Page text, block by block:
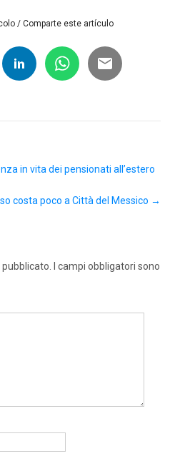
/ Comparte este artículo
in vita dei pensionati all’estero
costa poco a Città del Messico →
I campi obbligatori sono